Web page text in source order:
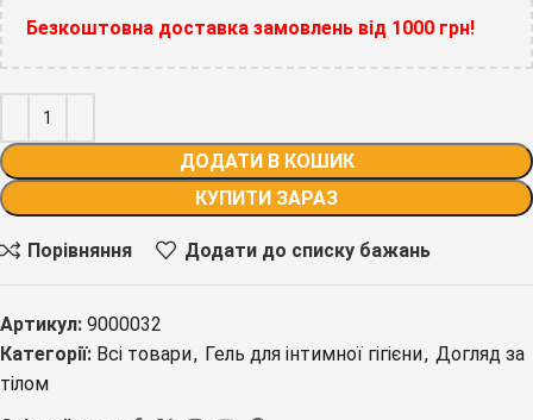
Безкоштовна доставка замовлень від 1000 грн!
ДОДАТИ В КОШИК
КУПИТИ ЗАРАЗ
Порівняння Додати до списку бажань
Артикул: 9000032
Категорії: Всі товари, Гель для інтимної гігієни, Догляд за
тілом